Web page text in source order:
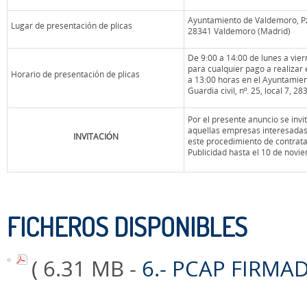
Lugar de presentación de plicas
Ayuntamiento de Valdemoro,
28341 Valdemoro (Madrid)
Horario de presentación de plicas
De 9:00 a 14:00 de lunes a
para cualquier pago a realizar
a 13:00 horas en el
Guardia civil, nº. 25, local 7,
INVITACIÓN
Por el presente anuncio se
aquellas empresas
este procedimiento de
Publicidad hasta el 10 de
FICHEROS DISPONIBLES
( 6.31 MB - 6.- PCAP